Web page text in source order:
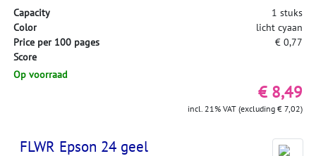
Capacity
1 stuks
Color
licht cyaan
Price per 100 pages
€ 0,77
Score
Op voorraad
€ 8,49
incl. 21% VAT (excluding € 7,02)
FLWR Epson 24 geel